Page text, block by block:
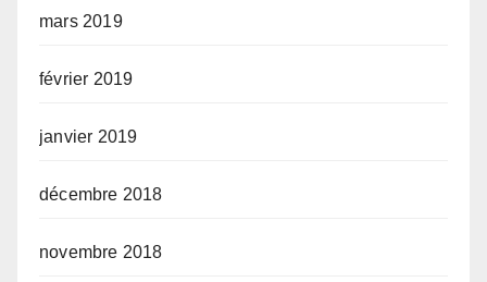
mars 2019
février 2019
janvier 2019
décembre 2018
novembre 2018